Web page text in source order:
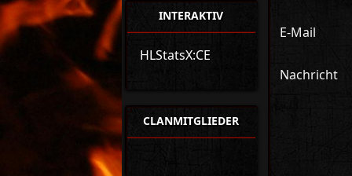
INTERAKTIV
HLStatsX:CE
CLANMITGLIEDER
E-Mail
Nachricht